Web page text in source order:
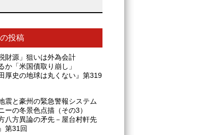
投稿
財源」狙いは外為会計
か「米国債取り崩し」
田厚史の地球は丸くない』第319
震と豪州の緊急警報システム
ーの冬景色点描（その3）
方八方異論の矛先－屋台村軒先
第31回